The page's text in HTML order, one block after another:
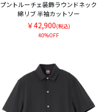
プントルーチェ装飾ラウンドネック
綿リブ 半袖カットソー
￥42,900(税込)
40%OFF